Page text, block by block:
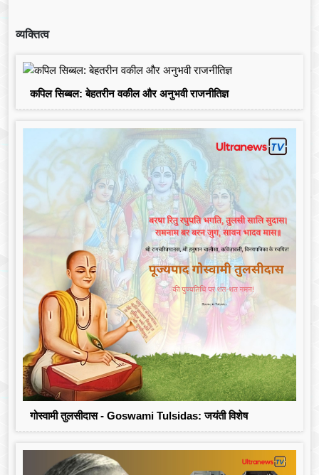
व्यक्तित्व
कपिल सिब्बल: बेहतरीन वकील और अनुभवी राजनीतिज्ञ
गोस्वामी तुलसीदास - Goswami Tulsidas: जयंती विशेष